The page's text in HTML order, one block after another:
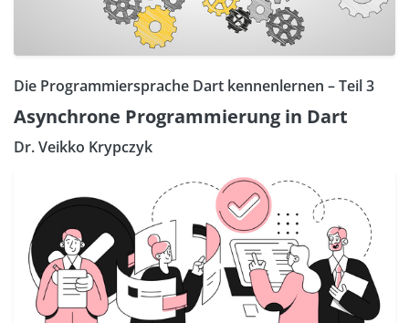
Die Programmiersprache Dart kennenlernen – Teil 3
Asynchrone Programmierung in Dart
Dr. Veikko Krypczyk